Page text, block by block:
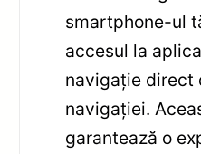
smartphone-ul
accesul la
navigație direct
navigației.
garantează o